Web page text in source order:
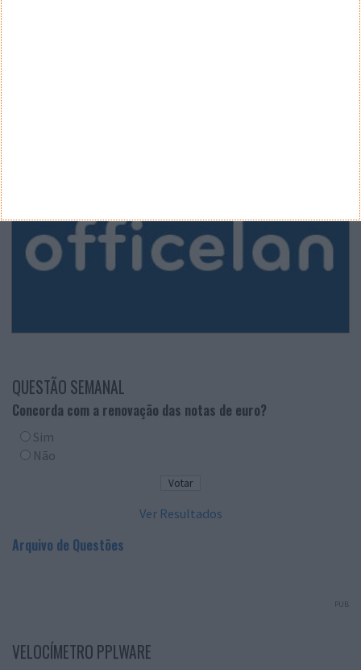
QUESTÃO SEMANAL
Concorda com a renovação das notas de euro?
Sim
Não
Ver Resultados
Arquivo de Questões
PUB
VELOCÍMETRO PPLWARE